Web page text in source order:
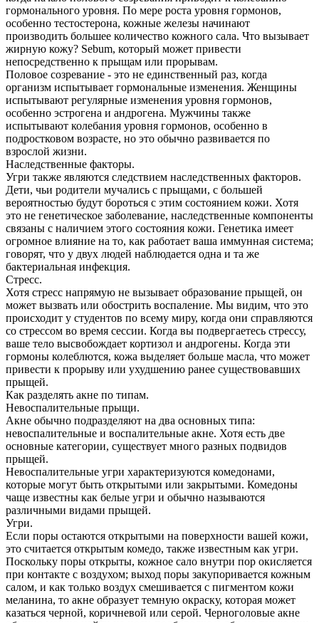
гормонального уровня. По мере роста уровня гормонов,
особенно тестостерона, кожные железы начинают
производить большее количество кожного сала. Что вызывает
жирную кожу? Sebum, который может привести
непосредственно к прыщам или прорывам.
Половое созревание - это не единственный раз, когда
организм испытывает гормональные изменения. Женщины
испытывают регулярные изменения уровня гормонов,
особенно эстрогена и андрогена. Мужчины также
испытывают колебания уровня гормонов, особенно в
подростковом возрасте, но это обычно развивается по
взрослой жизни.
Наследственные факторы.
Угри также являются следствием наследственных факторов.
Дети, чьи родители мучались с прыщами, с большей
вероятностью будут бороться с этим состоянием кожи. Хотя
это не генетическое заболевание, наследственные компоненты
связаны с наличием этого состояния кожи. Генетика имеет
огромное влияние на то, как работает ваша иммунная система;
говорят, что у двух людей наблюдается одна и та же
бактериальная инфекция.
Стресс.
Хотя стресс напрямую не вызывает образование прыщей, он
может вызвать или обострить воспаление. Мы видим, что это
происходит у студентов по всему миру, когда они справляются
со стрессом во время сессии. Когда вы подвергаетесь стрессу,
ваше тело высвобождает кортизол и андрогены. Когда эти
гормоны колеблются, кожа выделяет больше масла, что может
привести к прорыву или ухудшению ранее существовавших
прыщей.
Как разделять акне по типам.
Невоспалительные прыщи.
Акне обычно подразделяют на два основных типа:
невоспалительные и воспалительные акне. Хотя есть две
основные категории, существует много разных подвидов
прыщей.
Невоспалительные угри характеризуются комедонами,
которые могут быть открытыми или закрытыми. Комедоны
чаще известны как белые угри и обычно называются
различными видами прыщей.
Угри.
Если поры остаются открытыми на поверхности вашей кожи,
это считается открытым комедо, также известным как угри.
Поскольку поры открыты, кожное сало внутри пор окисляется
при контакте с воздухом; выход поры закупоривается кожным
салом, и как только воздух смешивается с пигментом кожи
меланина, то акне образует темную окраску, которая может
казаться черной, коричневой или серой. Черноголовые акне